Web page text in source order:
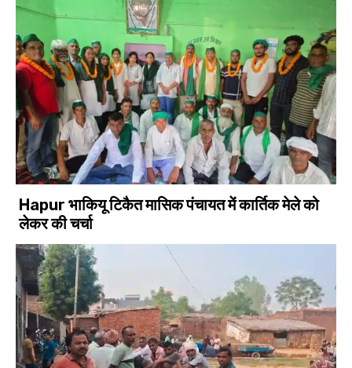
Hapur भाकियू टिकैत मासिक पंचायत में कार्तिक मेले को
लेकर की चर्चा